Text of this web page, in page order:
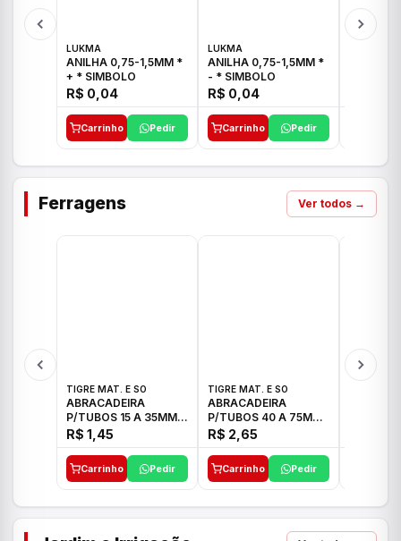
LUKMA
ANILHA 0,75-1,5MM *
+ * SIMBOLO
R$ 0,04
Carrinho Pedir
LUKMA
ANILHA 0,75-1,5MM *
- * SIMBOLO
R$ 0,04
Carrinho Pedir
Ferragens Ver todos →
TIGRE MAT. E SO
ABRACADEIRA
P/TUBOS 15 A 35MM
TIGRE
R$ 1,45
Carrinho Pedir
TIGRE MAT. E SO
ABRACADEIRA
P/TUBOS 40 A 75MM
TIGRE
R$ 2,65
Carrinho Pedir